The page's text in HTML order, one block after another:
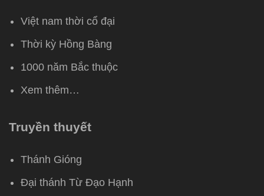
Việt nam thời cổ đại
Thời kỳ Hồng Bàng
1000 năm Bắc thuộc
Xem thêm…
Truyền thuyết
Thánh Gióng
Đại thánh Từ Đạo Hạnh